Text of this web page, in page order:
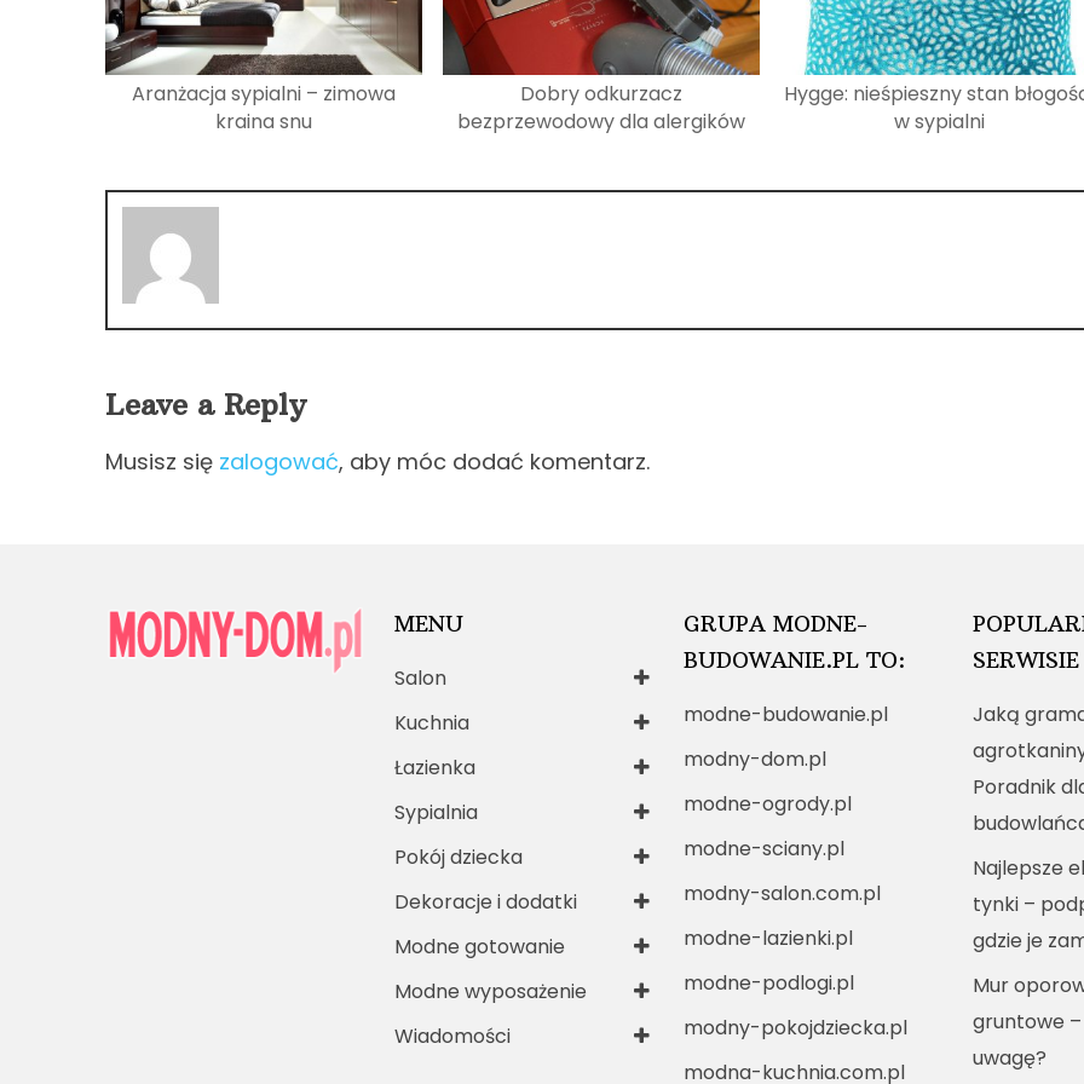
Aranżacja sypialni – zimowa
kraina snu
Dobry odkurzacz
bezprzewodowy dla alergików
Hygge: nieśpieszny stan
w sypialni
Leave a Reply
Musisz się zalogować, aby móc dodać komentarz.
MENU
Salon
Kuchnia
Łazienka
Sypialnia
Pokój dziecka
Dekoracje i dodatki
Modne gotowanie
Modne wyposażenie
Wiadomości
GRUPA MODNE-
BUDOWANIE.PL TO:
modne-budowanie.pl
modny-dom.pl
modne-ogrody.pl
modne-sciany.pl
modny-salon.com.pl
modne-lazienki.pl
modne-podlogi.pl
modny-pokojdziecka.pl
modna-kuchnia.com.pl
SERWISIE
Jaką
Poradnik
Najlepsze
tynki –
gdzie je
Mur
gruntowe
uwagę?